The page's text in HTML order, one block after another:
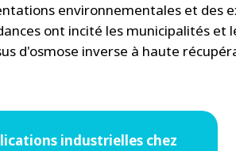
environnementales et des
ont incité les municipalités et
d'osmose inverse à haute
industrielles chez